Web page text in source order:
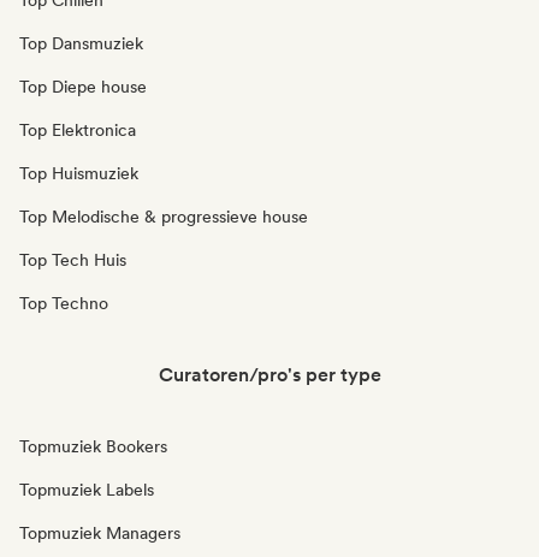
Top Dansmuziek
Top Diepe house
Top Elektronica
Top Huismuziek
Top Melodische & progressieve house
Top Tech Huis
Top Techno
Curatoren/pro's per type
Topmuziek Bookers
Topmuziek Labels
Topmuziek Managers